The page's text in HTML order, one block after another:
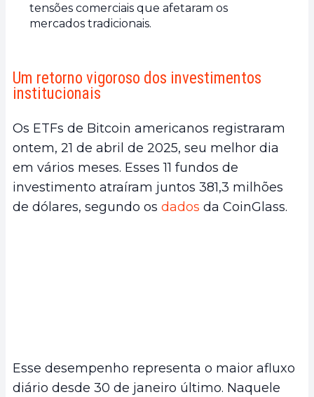
tensões comerciais que afetaram os
mercados tradicionais.
Um retorno vigoroso dos investimentos
institucionais
Os ETFs de Bitcoin americanos registraram
ontem, 21 de abril de 2025, seu melhor dia
em vários meses. Esses 11 fundos de
investimento atraíram juntos 381,3 milhões
de dólares, segundo os dados da CoinGlass.
Esse desempenho representa o maior afluxo
diário desde 30 de janeiro último. Naquele